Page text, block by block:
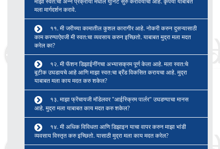
मला मार्गदर्शन करावे.
११. मी जरीच्या कामातील कुशल कारागीर आहे. नोकरी करुन दुसऱ्यासाठी
काम करण्याऐवजी मी स्वत:चा व्यवसाय करुन इच्छितो. याबाबत मुद्रा मला मदत
करेल का?
१२. मी फॅशन डिझाईनींगचा अभ्यासक्रम पूर्ण केला आहे. मला स्वत:चे
बूटीक उघडायचे आहे आणि माझा स्वत:चा ब्रँड विकसित करायचा आहे. मुद्रा
याबाबत मला काय मदत करु शकेल?
१३. माझा फ्रेंचायजी मॉडेलवर "आईस्क्रिम पार्लर" उघडण्याचा मानस
आहे. मुद्रा मला याबाबत काय मदत करु शकेल?
१४. मी अधिक विविधता आणि डिझाइन याचा वापर करुन माझा भांडी
व्यवसाय विस्तृत करु इच्छितो. यासाठी मुद्रा मला काय मदत करेल?